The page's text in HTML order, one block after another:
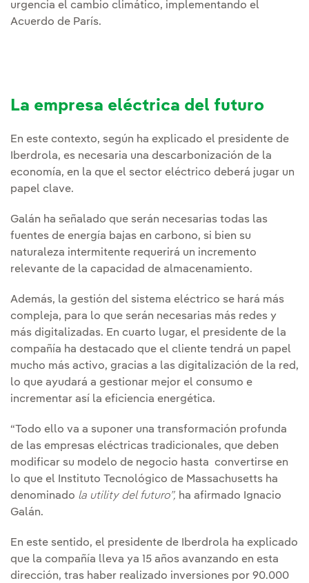
urgencia el cambio climático, implementando el
Acuerdo de París.
La empresa eléctrica del futuro
En este contexto, según ha explicado el presidente de
Iberdrola, es necesaria una descarbonización de la
economía, en la que el sector eléctrico deberá jugar un
papel clave.
Galán ha señalado que serán necesarias todas las
fuentes de energía bajas en carbono, si bien su
naturaleza intermitente requerirá un incremento
relevante de la capacidad de almacenamiento.
Además, la gestión del sistema eléctrico se hará más
compleja, para lo que serán necesarias más redes y
más digitalizadas. En cuarto lugar, el presidente de la
compañía ha destacado que el cliente tendrá un papel
mucho más activo, gracias a las digitalización de la red,
lo que ayudará a gestionar mejor el consumo e
incrementar así la eficiencia energética.
“Todo ello va a suponer una transformación profunda
de las empresas eléctricas tradicionales, que deben
modificar su modelo de negocio hasta convertirse en
lo que el Instituto Tecnológico de Massachusetts ha
denominado la utility del futuro”, ha afirmado Ignacio
Galán.
En este sentido, el presidente de Iberdrola ha explicado
que la compañía lleva ya 15 años avanzando en esta
dirección, tras haber realizado inversiones por 90.000